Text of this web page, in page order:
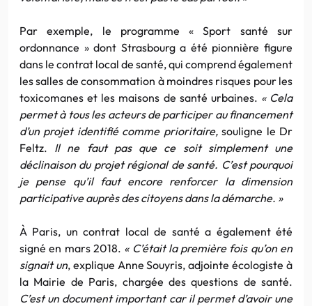
Par exemple, le programme « Sport santé sur
ordonnance » dont Strasbourg a été pionnière figure
dans le contrat local de santé, qui comprend également
les salles de consommation à moindres risques pour les
toxicomanes et les maisons de santé urbaines. « Cela
permet à tous les acteurs de participer au financement
d’un projet identifié comme prioritaire,souligne le Dr
Feltz. Il ne faut pas que ce soit simplement une
déclinaison du projet régional de santé. C’est pourquoi
je pense qu’il faut encore renforcer la dimension
participative auprès des citoyens dans la démarche. »
À Paris, un contrat local de santé a également été
signé en mars 2018. « C’était la première fois qu’on en
signait un, explique Anne Souyris, adjointe écologiste à
la Mairie de Paris, chargée des questions de santé.
C’est un document important car il permet d’avoir une